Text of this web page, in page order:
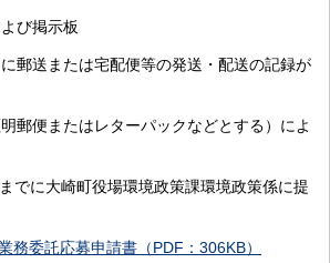
び掲示板
郵送または宅配便等の発送・配送の記録が
郵便またはレターパックなどとする）によ
でに大崎町役場環境政策課環境政策係に提
務委託応募申請書（PDF：306KB）